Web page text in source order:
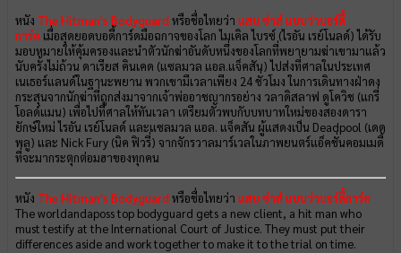
หนัง The Hitman's Bodyguardหรือชื่อไทยว่า แสบ ซ่าส์ แบบว่าบอร์ดี้
การ์ด เมื่อสุดยอดบอดี้การ์ดมือฉกาจของโลก ไมเคิล ไบรซ์ (ไรอัน เรย์โนลด์) ได้รับ
มอบหมายให้คุ้มครองและนำตัวนักฆ่าอันดับหนึ่งของโลกที่พยายามฆ่าเขามาแล้ว
นับครั้งไม่ถ้วน ดาเรียส คินเคด (แซลมวล แอล.แจ็คสัน) ไปส่งที่ศาลในประเทศ
เนเธอร์แลนด์ในฐานะพยาน พวกเขามีเวลาเพียง 24 ชั่วโมง ในการเดินทางฝ่าดง
กระสุนจากนักฆ่าที่ถูกส่งมาจากเจ้าพ่ออาชญากรอย่าง วลาดิสลาฟ ดูโควิช (แกรี่
โอลด์แมน) เพื่อไปที่ศาลให้ทันเวลา เตรียมตัวพบกับบทบาทใหม่ของสองดารา
ยักษ์ใหม่ ไรอัน เรย์โนลด์ และแซลมวล แอล. แจ็คสัน ผู้แสดงเป็น Deadpool (เดด
พลู) และ Nick Fury (นิค ฟิวรี่) จากจักรวาลมาร์เวลในภาพยนตร์แอ็คชั่นคอมเมดี้
ที่จะมากระตุกต่อมฮาของทุกคน
หนัง The Hitman's Bodyguardหรือชื่อไทยว่า แสบ ซ่าส์ แบบว่าบอร์ดี้การ์ด
The worldandaposs top bodyguard gets a new client, a hit man who
must testify at the International Court of Justice. They must put their
differences aside and work together to make it to the trial on time.